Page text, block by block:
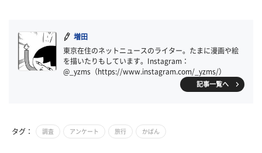
増田
東京在住のネットニュースのライター。たまに漫画や絵
を描いたりもしています。Instagram：
@_yzms（https://www.instagram.com/_yzms/）
記事一覧へ
タグ： 調査 アンケート 旅行 かばん